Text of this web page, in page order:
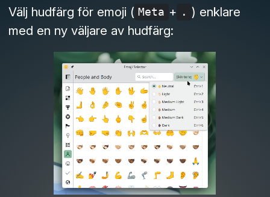
Välj hudfärg för emoji ( Meta + . ) enklare
med en ny väljare av hudfärg: